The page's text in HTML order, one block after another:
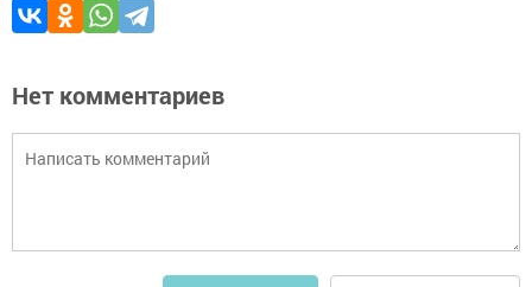
Нет комментариев